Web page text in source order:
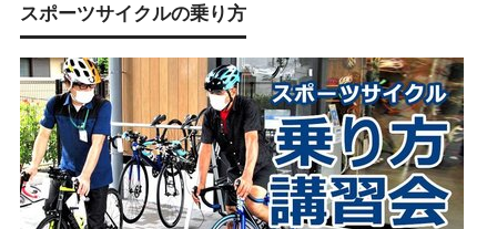
スポーツサイクルの乗り方